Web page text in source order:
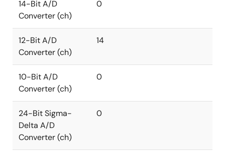
14-Bit A/D
Converter (ch)
0
12-Bit A/D
Converter (ch)
14
10-Bit A/D
Converter (ch)
0
24-Bit Sigma-
Delta A/D
Converter (ch)
0